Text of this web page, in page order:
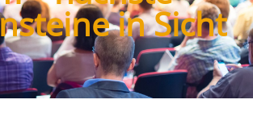
in Sicht